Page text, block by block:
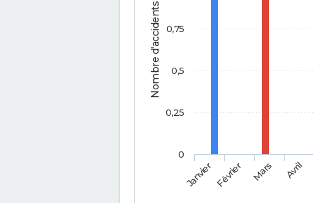
Nombre d'accidents
JanvierFévrier Mars Avril
0
0,25
0,5
0,75